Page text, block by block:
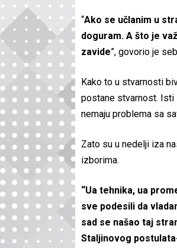
“Ako se učlanim u
doguram. A što je
zavide”, govorio je
Kako to u stvarnosti
postane stvarnost. Isti
nemaju problema sa
Zato su u nedelji iza
izborima.
“Ua tehnika, ua
sve podesili da
sad se našao taj
Staljinovog